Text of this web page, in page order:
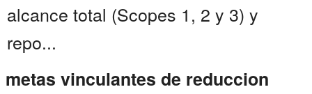
alcance total (Scopes 1, 2 y 3) y
repo...
metas vinculantes de reduccion